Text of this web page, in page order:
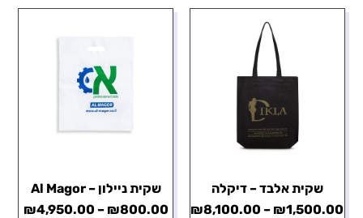
שקית אלבד – דיקלה
₪1,500.00
–
₪8,100.00
שקית ניילון – Al Magor
₪800.00
–
₪4,950.00